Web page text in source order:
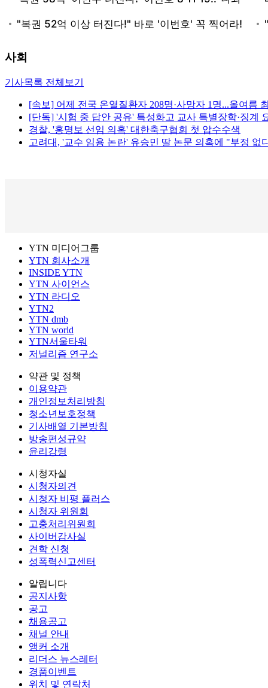
사회
기사목록 전체보기
[속보] 어제 전국 온열질환자 208명·사망자 1명...올여름
[단독] '시험 중 답안 공유' 특성화고 교사 특별장학·징계
경찰, '홍명보 선임 의혹' 대한축구협회 첫 압수수색
고려대, '교수 임용 논란' 유승민 딸 논문 의혹에 "부정 없
YTN 미디어그룹
YTN 회사소개
INSIDE YTN
YTN 사이언스
YTN 라디오
YTN2
YTN dmb
YTN world
YTN서울타워
저널리즘 연구소
약관 및 정책
이용약관
개인정보처리방침
청소년보호정책
기사배열 기본방침
방송편성규약
윤리강령
시청자실
시청자의견
시청자 비평 플러스
시청자 위원회
고충처리위원회
사이버감사실
견학 신청
성폭력신고센터
알립니다
공지사항
공고
채용공고
채널 안내
앵커 소개
리더스 뉴스레터
경품이벤트
위치 및 연락처